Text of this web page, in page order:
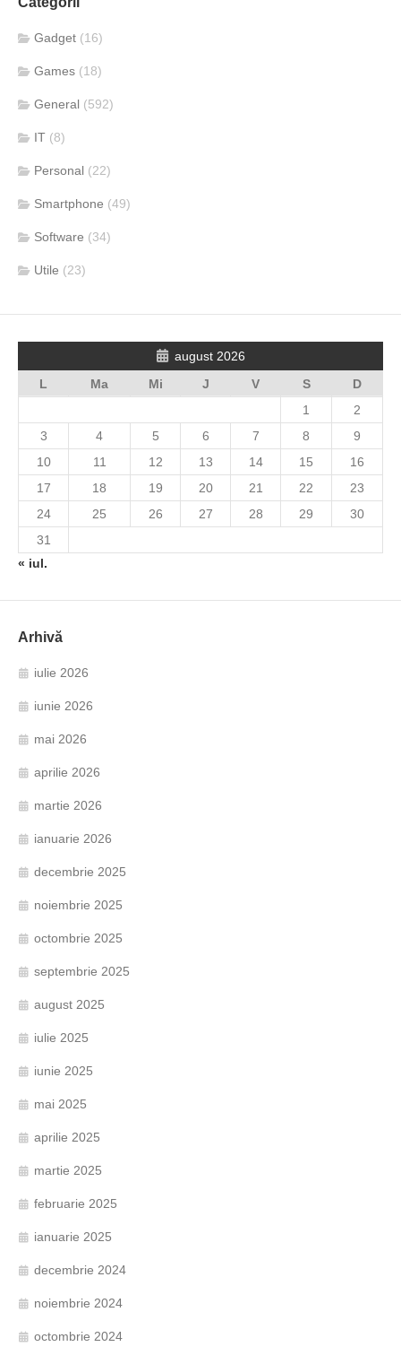
Gadget (16)
Games (18)
General (592)
IT (8)
Personal (22)
Smartphone (49)
Software (34)
Utile (23)
august 2026
L
Ma Mi J V S
D
1
2
3
4 5 6 7 8
9
10
11 12 13 14 15
16
17
18 19 20 21 22
23
24
25 26 27 28 29
30
31
« iul.
Arhivă
iulie 2026
iunie 2026
mai 2026
aprilie 2026
martie 2026
ianuarie 2026
decembrie 2025
noiembrie 2025
octombrie 2025
septembrie 2025
august 2025
iulie 2025
iunie 2025
mai 2025
aprilie 2025
martie 2025
februarie 2025
ianuarie 2025
decembrie 2024
noiembrie 2024
octombrie 2024